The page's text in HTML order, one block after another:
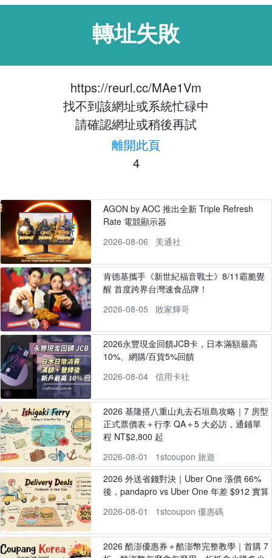
轉址失敗
https://reurl.cc/MAe1Vm
找不到該網址或系統忙碌中
請確認網址或稍後再試
離開此頁
4
AGON by AOC 推出全新 Triple Refresh
Rate 電競顯示器
2026-08-06
美通社
肯德基攜手《新世紀福音戰士》8/11霸脆覺
醒 首度跨界台灣速食品牌！
2026-08-05
敗家輝哥
2026永豐現金回饋JCB卡，日本滿額最高
10%、網購/百貨5%回饋
2026-08-04
信用卡社
2026 基隆搭八重山丸去石垣島攻略｜7 房型
正式票價表＋行李 QA＋5 大必訪，通鋪單
程 NT$2,800 起
2026-08-01
1stcoupon 旅遊
2026 外送省錢對決｜Uber One 漲價 66%
後，pandapro vs Uber One 年差 $912 實算
2026-08-01
1stcoupon 優惠碼
2026 酷澎優惠券＋酷澎幣完整教學｜首購 7